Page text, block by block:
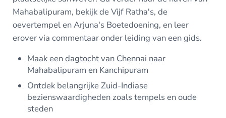
Mahabalipuram, bekijk de Vijf Ratha's, de
oevertempel en Arjuna's Boetedoening, en leer
erover via commentaar onder leiding van een gids.
Maak een dagtocht van Chennai naar
Mahabalipuram en Kanchipuram
Ontdek belangrijke Zuid-Indiase
bezienswaardigheden zoals tempels en oude
steden